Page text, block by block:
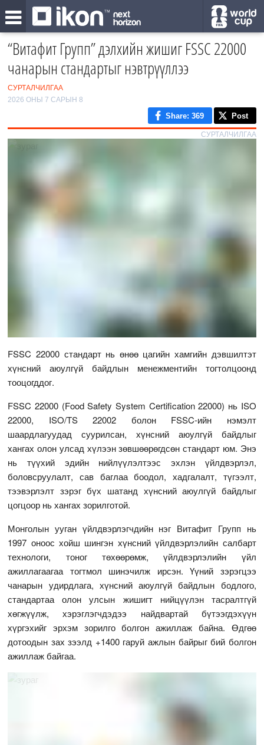
“Витафит Групп” дэлхийн жишиг FSSC 22000
чанарын стандартыг нэвтрүүллээ
СУРТАЛЧИЛГАА
2026 ОНЫ 7 САРЫН 8
Share: 369 Post
СУРТАЛЧИЛГАА
FSSC 22000 стандарт нь өнөө цагийн хамгийн дэвшилтэт
хүнсний аюулгүй байдлын менежментийн тогтолцоонд
тооцогддог.
FSSC 22000 (Food Safety System Certification 22000) нь ISO
22000, ISO/TS 22002 болон FSSC-ийн нэмэлт
шаардлагуудад суурилсан, хүнсний аюулгүй байдлыг
хангах олон улсад хүлээн зөвшөөрөгдсөн стандарт юм. Энэ
нь түүхий эдийн нийлүүлэлтээс эхлэн үйлдвэрлэл,
боловсруулалт, сав баглаа боодол, хадгалалт, түгээлт,
тээвэрлэлт зэрэг бүх шатанд хүнсний аюулгүй байдлыг
цогцоор нь хангах зорилготой.
Монголын ууган үйлдвэрлэгчдийн нэг Витафит Групп нь
1997 оноос хойш шингэн хүнсний үйлдвэрлэлийн салбарт
технологи, тоног төхөөрөмж, үйлдвэрлэлийн үйл
ажиллагаагаа тогтмол шинэчилж ирсэн. Үүний зэрэгцээ
чанарын удирдлага, хүнсний аюулгүй байдлын бодлого,
стандартаа олон улсын жишигт нийцүүлэн тасралтгүй
хөгжүүлж, хэрэглэгчдэдээ найдвартай бүтээгдэхүүн
хүргэхийг эрхэм зорилго болгон ажиллаж байна. Өдгөө
дотоодын зах зээлд +1400 гаруй ажлын байрыг бий болгон
ажиллаж байгаа.